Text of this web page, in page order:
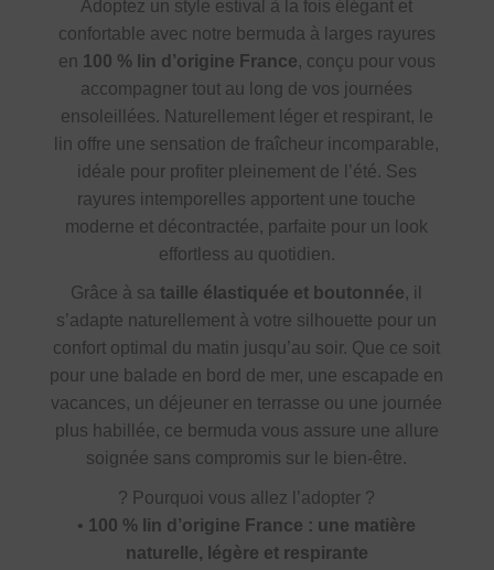
Adoptez un style estival à la fois élégant et
confortable avec notre bermuda à larges rayures
en 100 % lin d’origine France, conçu pour vous
accompagner tout au long de vos journées
ensoleillées. Naturellement léger et respirant, le
lin offre une sensation de fraîcheur incomparable,
idéale pour profiter pleinement de l’été. Ses
rayures intemporelles apportent une touche
moderne et décontractée, parfaite pour un look
effortless au quotidien.
Grâce à sataille élastiquée et boutonnée, il
s’adapte naturellement à votre silhouette pour un
confort optimal du matin jusqu’au soir. Que ce soit
pour une balade en bord de mer, une escapade en
vacances, un déjeuner en terrasse ou une journée
plus habillée, ce bermuda vous assure une allure
soignée sans compromis sur le bien-être.
? Pourquoi vous allez l’adopter ?
• 100 % lin d’origine France : une matière
naturelle, légère et respirante